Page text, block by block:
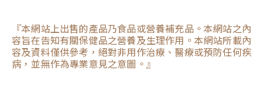
『本網站上出售的產品乃食品或營養補充品。本網站之內
容旨在告知有關保健品之營養及生理作用。本網站所載內
容及資料僅供參考，絕對非用作治療、醫療或預防任何疾
病，並無作為專業意見之意圖。』